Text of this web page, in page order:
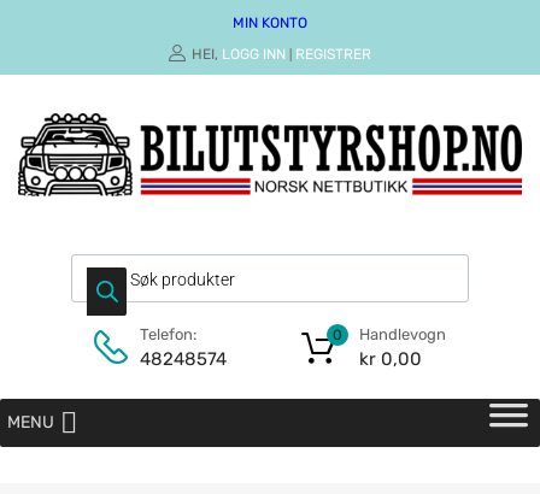
MIN KONTO
HEI, LOGG INN REGISTRER
Telefon:
48248574
Handlevogn
kr 0,00
0
MENU